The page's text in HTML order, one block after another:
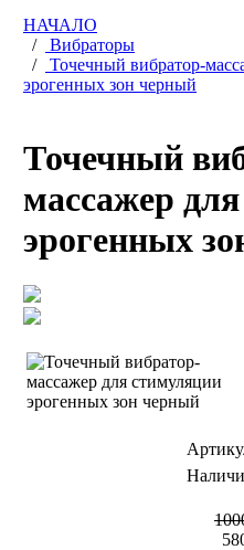
НАЧАЛО
/
Вибраторы
/
Точечный вибратор-
эрогенных зон черный
Точечный
массажер
эрогенных